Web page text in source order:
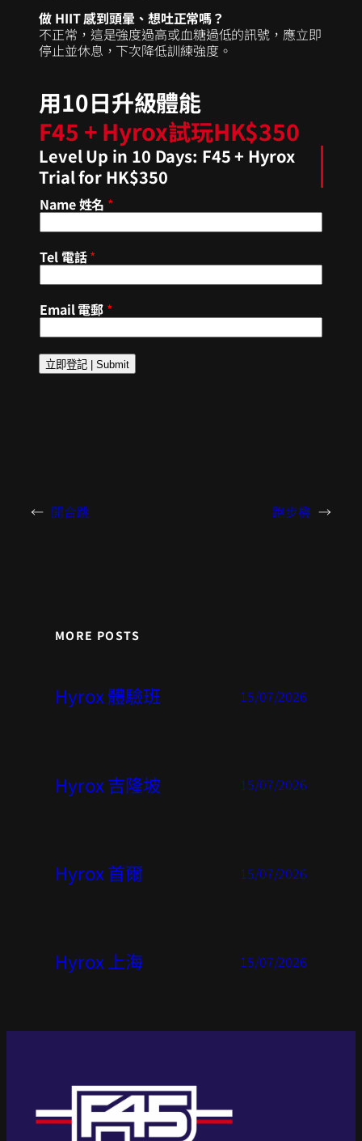
做 HIIT 感到頭暈、想吐正常嗎？
不正常，這是強度過高或血糖過低的訊號，應立即
停止並休息，下次降低訓練強度。
用10日升級體能
F45 + Hyrox試玩HK$350
Level Up in 10 Days: F45 + Hyrox
Trial for HK$350
Name 姓名 *
Tel 電話*
Email 電郵 *
立即登記 | Submit
← 開合跳 跑步機 →
MORE POSTS
Hyrox 體驗班 15/07/2026
Hyrox 吉隆坡 15/07/2026
Hyrox 首爾 15/07/2026
Hyrox 上海 15/07/2026